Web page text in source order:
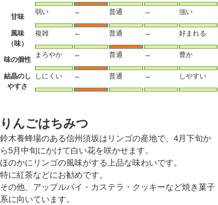
甘味
弱い ← 普通 → 強い
風味
（味）
複雑 ← 普通 → 好まれる
味の個性
まろやか ← 普通 → 豊か
結晶のし
やすさ
しにくい ← 普通 → しやすい
りんごはちみつ
鈴木養蜂場のある信州須坂はリンゴの産地で、4月下旬か
ら5月中旬にかけて白い花を咲かせます。
ほのかにリンゴの風味がする上品な味わいです。
特に紅茶などにお勧めです。
その他、アップルパイ・カステラ・クッキーなど焼き菓子
系に向いています。